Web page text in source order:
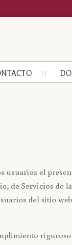
usuarios el
de Servicios de la
del sitio web
riguroso